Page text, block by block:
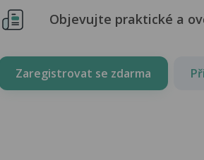
Objevujte praktické a
Zaregistrovat se zdarma